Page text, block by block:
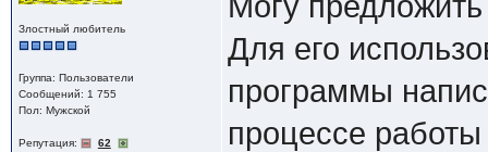
Злостный любитель
Группа: Пользователи
Сообщений: 1 755
Пол: Мужской
Репутация: 62
Для его
программы
процессе